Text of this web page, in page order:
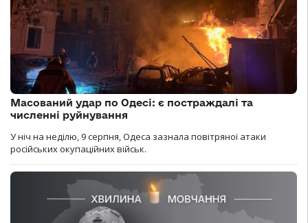
Масований удар по Одесі: є постраждалі та
численні руйнування
У ніч на неділю, 9 серпня, Одеса зазнала повітряної атаки
російських окупаційних військ.